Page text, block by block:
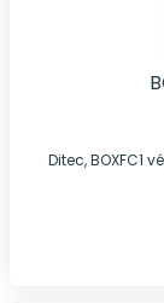
Ditec, BOXFC1